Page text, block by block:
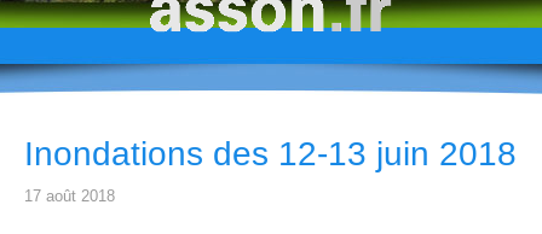
Inondations des 12-13 juin 2018
17 août 2018